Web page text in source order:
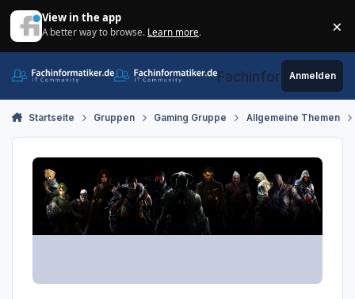
View in the app
A better way to browse. Learn more. ×
Fachinformatiker.de
Anmelden
Startseite Gruppen Gaming Gruppe Allgemeine Themen